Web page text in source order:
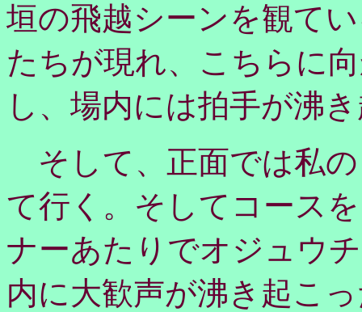
垣の飛越シーンを観て
たちが現れ、こちらに
し、場内には拍手が沸
そして、正面では私
て行く。そしてコース
ナーあたりでオジュウ
内に大歓声が沸き起こ